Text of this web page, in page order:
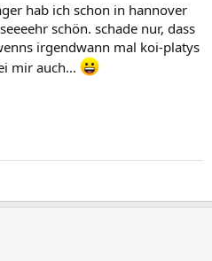
hab ich schon in hannover
schön. schade nur, dass
irgendwann mal koi-platys
mir auch...